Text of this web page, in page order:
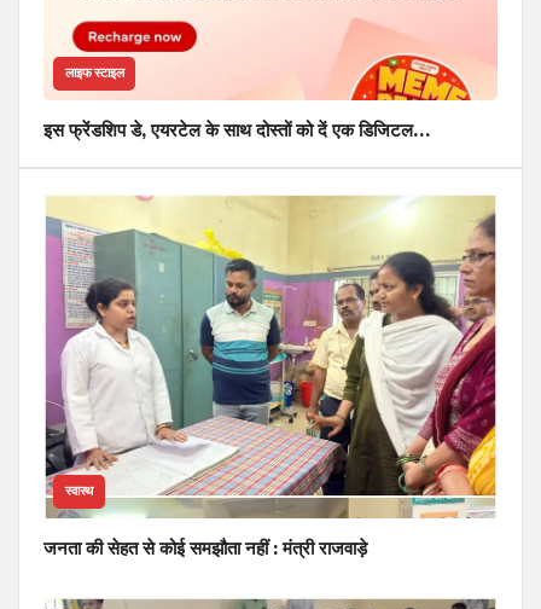
लाइफ स्टाइल
इस फ्रेंडशिप डे, एयरटेल के साथ दोस्तों को दें एक डिजिटल…
स्वास्थ
जनता की सेहत से कोई समझौता नहीं : मंत्री राजवाड़े